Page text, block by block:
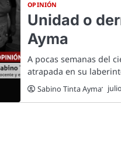
OPINIÓN
Unidad o
Ayma
A pocas semanas del
atrapada en su
Sabino Tinta Ayma